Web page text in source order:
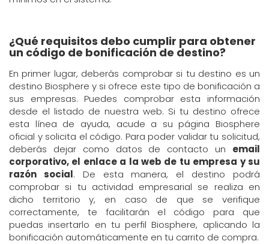
¿Qué requisitos debo cumplir para obtener
un código de bonificación de destino?
En primer lugar, deberás comprobar si tu destino es un
destino Biosphere y si ofrece este tipo de bonificación a
sus empresas. Puedes comprobar esta información
desde el listado de nuestra web. Si tu destino ofrece
esta línea de ayuda, acude a su página Biosphere
oficial y solicita el código. Para poder validar tu solicitud,
deberás dejar como datos de contacto un email
corporativo, el enlace a la web de tu empresa y su
razón social. De esta manera, el destino podrá
comprobar si tu actividad empresarial se realiza en
dicho territorio y, en caso de que se verifique
correctamente, te facilitarán el código para que
puedas insertarlo en tu perfil Biosphere, aplicando la
bonificación automáticamente en tu carrito de compra.